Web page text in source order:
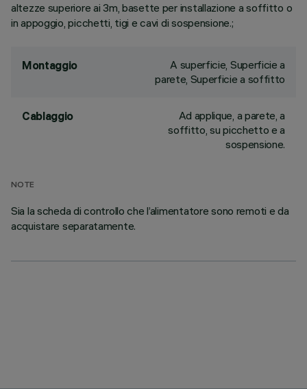
altezze superiore ai 3m, basette per installazione a soffitto o
in appoggio, picchetti, tigi e cavi di sospensione.;
Montaggio
A superficie, Superficie a
parete, Superficie a soffitto
Cablaggio
Ad applique, a parete, a
soffitto, su picchetto e a
sospensione.
NOTE
Sia la scheda di controllo che l’alimentatore sono remoti e da
acquistare separatamente.